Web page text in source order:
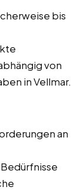
bis
von
in Vellmar.
an